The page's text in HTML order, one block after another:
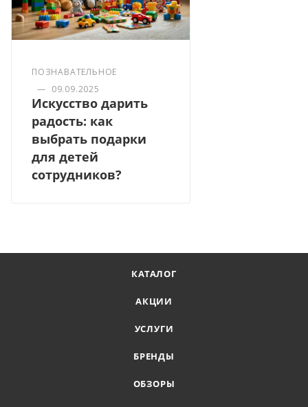
ПОЗНАВАТЕЛЬНОЕ
— 09.09.2025
Искусство дарить
радость: как
выбрать подарки
для детей
сотрудников?
КАТАЛОГ
АКЦИИ
УСЛУГИ
БРЕНДЫ
ОБЗОРЫ